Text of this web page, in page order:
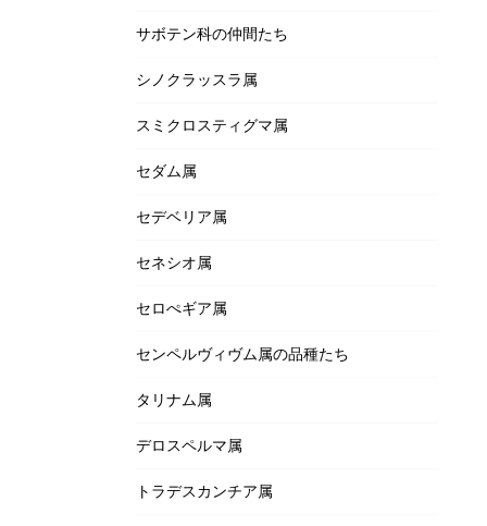
サボテン科の仲間たち
シノクラッスラ属
スミクロスティグマ属
セダム属
セデベリア属
セネシオ属
セロぺギア属
センペルヴィヴム属の品種たち
タリナム属
デロスペルマ属
トラデスカンチア属